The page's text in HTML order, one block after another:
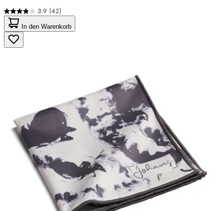
3.9 (42)
3.9
von
5
Sternen.
42
In den Warenkorb